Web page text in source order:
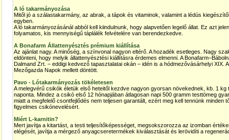
A ló takarmányozása
Mitől jó a szálastakarmány, az abrak, a tápok és vitaminok, valamint a lédús
egyben.
A ló takarmányozásánál abból kell kiindulnunk, hogy alapvetően legelő állat. Ez azt
folyamatos, kis mennyiségű táplálék felvételére van berendezkedve.
A Bonafarm Állattenyésztés prémium kiállítása
Az ajánlat nagy. A minőség, a színvonal nagyon eltérő. A hozadék esetleges. Nagy
eldönteni, hogy melyik állattenyésztési kiállításra érdemes elmenni. A
Dalmand Zrt. – eddigi kedvező tapasztalatai okán – idén is a hódmezővásárhelyi XIX.
Mezőgazda Napok mellett döntött.
Pavo - Lótakarmányozás tökéletesen
A melegvérű csikók életük első heteitől kezdve nagyon gyorsan növekednek, kb. 1
naponta. Mindez a csikó első 12 hónapjában átlagosan napi 500 gramm testtömeg
miatt a megfelelő csontfejlődés nem teljesen garantált, ezért meg kell tennünk minden
figyelmes csikónevelésért.
Miért L-karnitin?
Mert javítja a kitartást, a testi teljesítőképességet, megsokszorozza az izomban
elégését, javítja a mérgező anyagcseretermékek kiválasztását és lerövidíti a